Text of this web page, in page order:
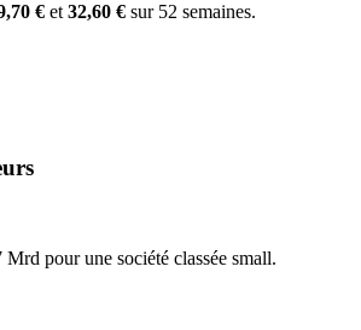
€ et 32,60 € sur 52 semaines.
Mrd pour une société classée small.